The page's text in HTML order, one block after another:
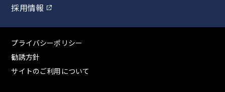
採用情報
プライバシーポリシー
勧誘方針
サイトのご利用について